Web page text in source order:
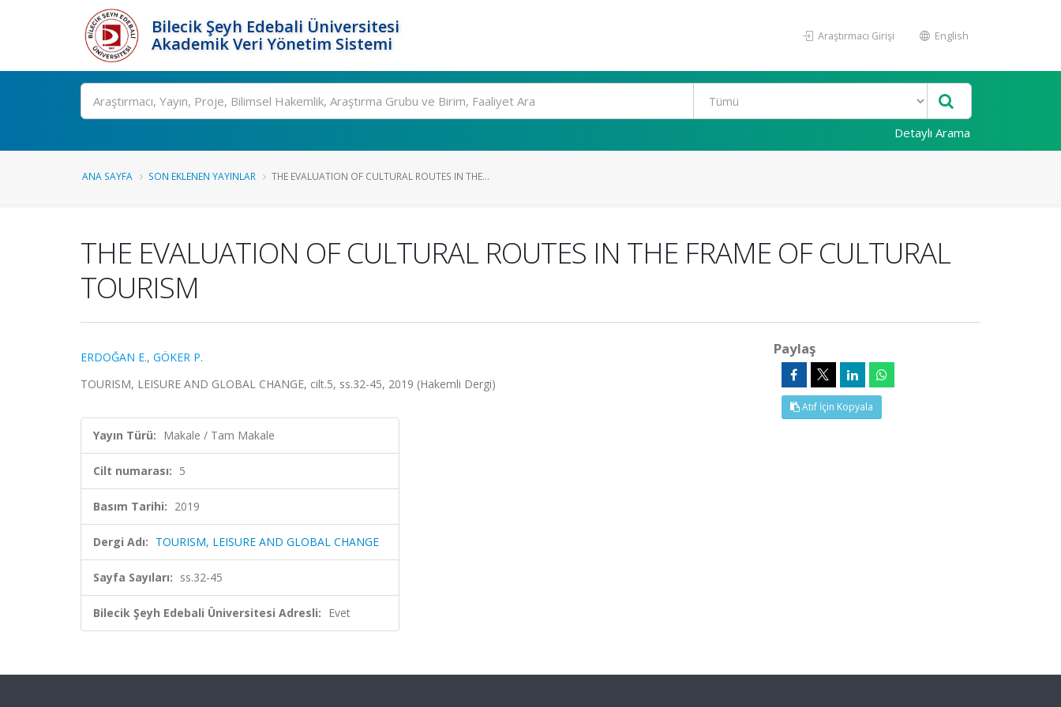
Bilecik Şeyh Edebali Üniversitesi
Akademik Veri Yönetim Sistemi
Araştırmacı Girişi English
Ara
Detaylı Arama
ANA SAYFA SON EKLENEN YAYINLAR THE EVALUATION OF CULTURAL ROUTES IN THE...
THE EVALUATION OF CULTURAL ROUTES IN THE FRAME OF CULTURAL
TOURISM
ERDOĞAN E., GÖKER P.
TOURISM, LEISURE AND GLOBAL CHANGE, cilt.5, ss.32-45, 2019 (Hakemli Dergi)
Yayın Türü: Makale / Tam Makale
Cilt numarası: 5
Basım Tarihi: 2019
Dergi Adı: TOURISM, LEISURE AND GLOBAL CHANGE
Sayfa Sayıları: ss.32-45
Bilecik Şeyh Edebali Üniversitesi Adresli: Evet
Paylaş
Atıf İçin Kopyala